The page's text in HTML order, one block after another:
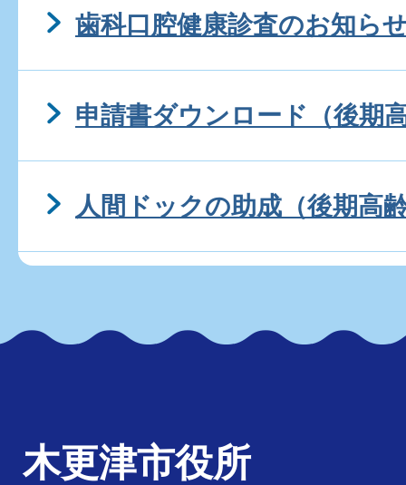
歯科口腔健康診査のお知ら
申請書ダウンロード（後期
人間ドックの助成（後期高
木更津市役所